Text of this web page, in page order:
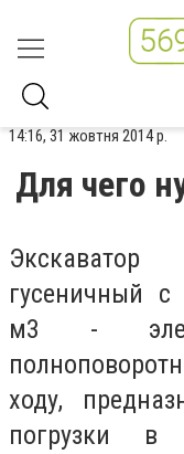
14:16, 31 жовтня 2014 р.
Для чего
гусеничный
м3 -
ходу,
погрузки в